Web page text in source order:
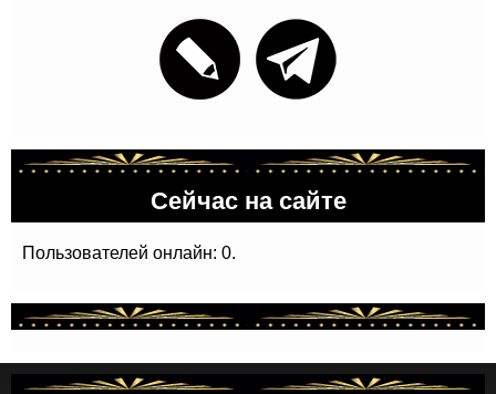
Сейчас на сайте
Пользователей онлайн: 0.